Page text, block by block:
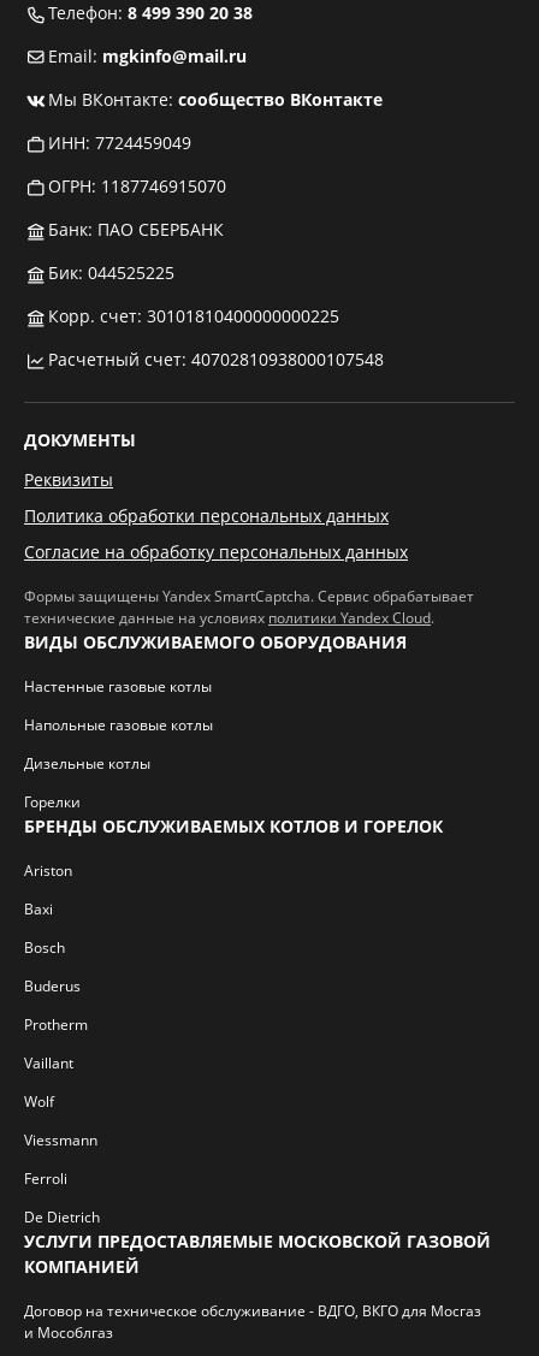
Телефон: 8 499 390 20 38
Email: mgkinfo@mail.ru
Мы ВКонтакте: сообщество ВКонтакте
ИНН: 7724459049
ОГРН: 1187746915070
Банк: ПАО СБЕРБАНК
Бик: 044525225
Корр. счет: 30101810400000000225
Расчетный счет: 40702810938000107548
ДОКУМЕНТЫ
Реквизиты
Политика обработки персональных данных
Согласие на обработку персональных данных
Формы защищены Yandex SmartCaptcha. Сервис обрабатывает
технические данные на условиях политики Yandex Cloud.
ВИДЫ ОБСЛУЖИВАЕМОГО ОБОРУДОВАНИЯ
Настенные газовые котлы
Напольные газовые котлы
Дизельные котлы
Горелки
БРЕНДЫ ОБСЛУЖИВАЕМЫХ КОТЛОВ И ГОРЕЛОК
Ariston
Baxi
Bosch
Buderus
Protherm
Vaillant
Wolf
Viessmann
Ferroli
De Dietrich
УСЛУГИ ПРЕДОСТАВЛЯЕМЫЕ МОСКОВСКОЙ ГАЗОВОЙ
КОМПАНИЕЙ
Договор на техническое обслуживание - ВДГО, ВКГО для Мосгаз
и Мособлгаз